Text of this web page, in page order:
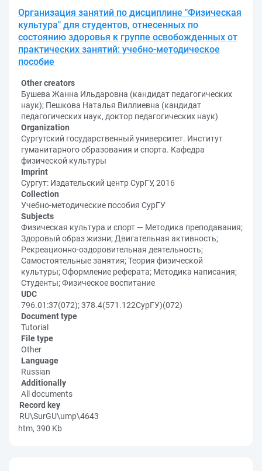
Организация занятий по дисциплине "Физическая
культура" для студентов, отнесенных по
состоянию здоровья к группе освобожденных от
практических занятий: учебно-методическое
пособие
Other creators
Бушева Жанна Ильдаровна (кандидат педагогических
наук); Пешкова Наталья Виллиевна (кандидат
педагогических наук, доктор педагогических наук)
Organization
Сургутский государственный университет. Институт
гуманитарного образования и спорта. Кафедра
физической культуры
Imprint
Сургут: Издательский центр СурГУ, 2016
Collection
Учебно-методические пособия СурГУ
Subjects
Физическая культура и спорт — Методика преподавания;
Здоровый образ жизни; Двигательная активность;
Рекреационно-оздоровительная деятельность;
Самостоятельные занятия; Теория физической
культуры; Оформление реферата; Методика написания;
Студенты; Физическое воспитание
UDC
796.01:37(072); 378.4(571.122СурГУ)(072)
Document type
Tutorial
File type
Other
Language
Russian
Additionally
All documents
Record key
RU\SurGU\ump\4643
htm, 390 Kb